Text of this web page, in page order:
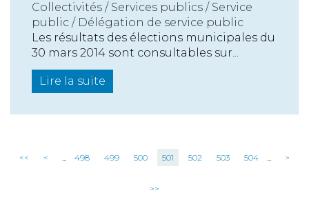
Collectivités / Services publics / Service
public / Délégation de service public
Les résultats des élections municipales du
30 mars 2014 sont consultables sur...
Lire la suite
<< < ... 498 499 500 501 502 503 504 ... >
>>